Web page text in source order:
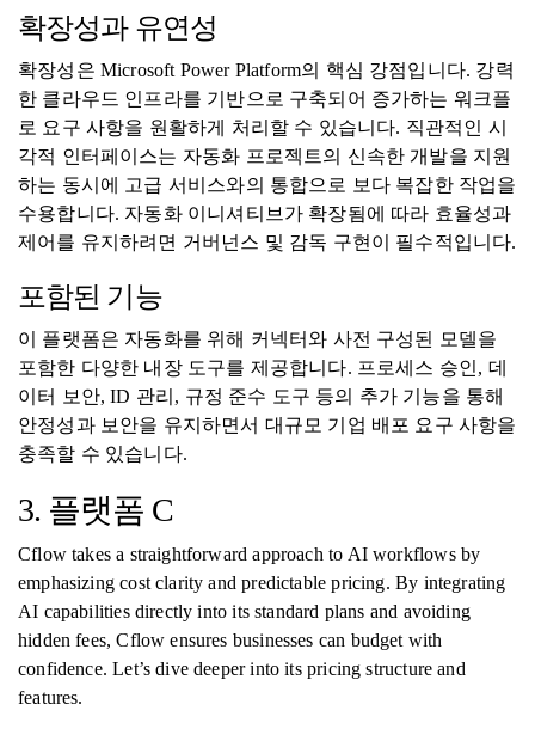
확장성과 유연성
확장성은 Microsoft Power Platform의 핵심 강점입니다. 강력
한 클라우드 인프라를 기반으로 구축되어 증가하는 워크플
로 요구 사항을 원활하게 처리할 수 있습니다. 직관적인 시
각적 인터페이스는 자동화 프로젝트의 신속한 개발을 지원
하는 동시에 고급 서비스와의 통합으로 보다 복잡한 작업을
수용합니다. 자동화 이니셔티브가 확장됨에 따라 효율성과
제어를 유지하려면 거버넌스 및 감독 구현이 필수적입니다.
포함된 기능
이 플랫폼은 자동화를 위해 커넥터와 사전 구성된 모델을
포함한 다양한 내장 도구를 제공합니다. 프로세스 승인, 데
이터 보안, ID 관리, 규정 준수 도구 등의 추가 기능을 통해
안정성과 보안을 유지하면서 대규모 기업 배포 요구 사항을
충족할 수 있습니다.
3. 플랫폼 C
Cflow takes a straightforward approach to AI workflows by
emphasizing cost clarity and predictable pricing. By integrating
AI capabilities directly into its standard plans and avoiding
hidden fees, Cflow ensures businesses can budget with
confidence. Let’s dive deeper into its pricing structure and
features.